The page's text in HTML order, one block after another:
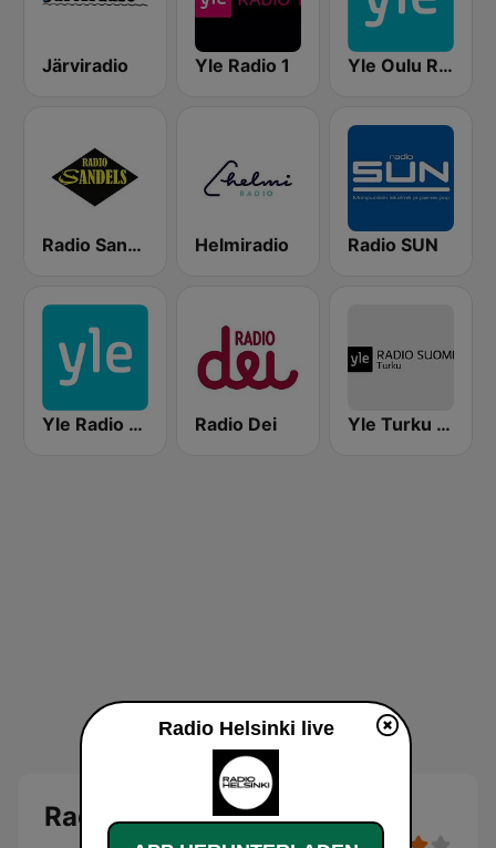
Järviradio Yle Radio 1 Yle Oulu Radio
Radio Sandels Helmiradio Radio SUN
Yle Radio Häme Radio Dei Yle Turku Radio Suomi
Radio Helsinki
Radio Helsinki live